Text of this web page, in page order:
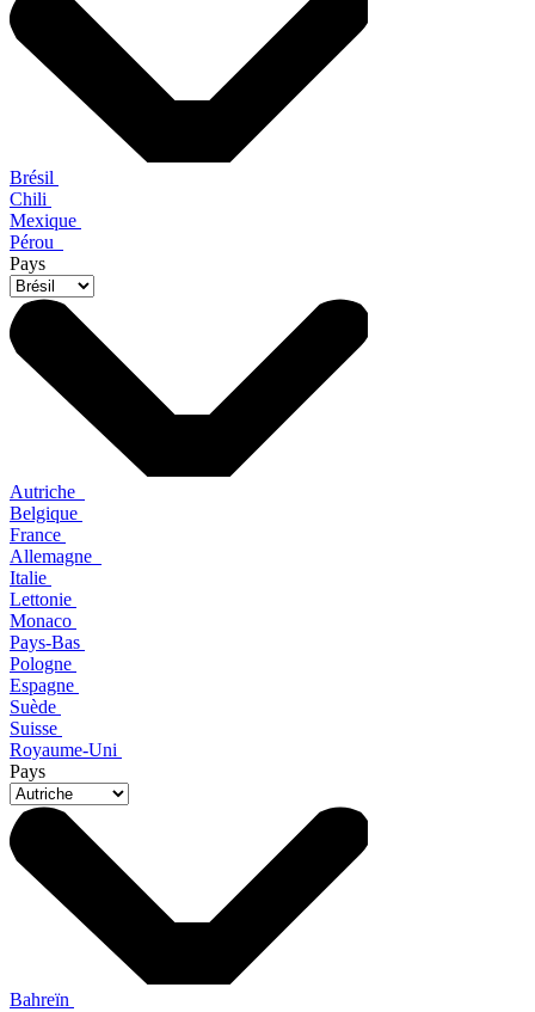
Brésil
Chili
Mexique
Pérou
Pays
Autriche
Belgique
France
Allemagne
Italie
Lettonie
Monaco
Pays-Bas
Pologne
Espagne
Suède
Suisse
Royaume-Uni
Pays
Bahreïn